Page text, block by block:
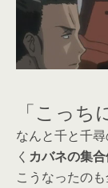
「こっち
なんと千と千
く カバネの集
こうなったの